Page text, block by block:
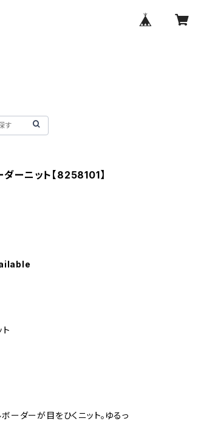
ーニット【8258101】
ーダーが目をひくニット。ゆるっ